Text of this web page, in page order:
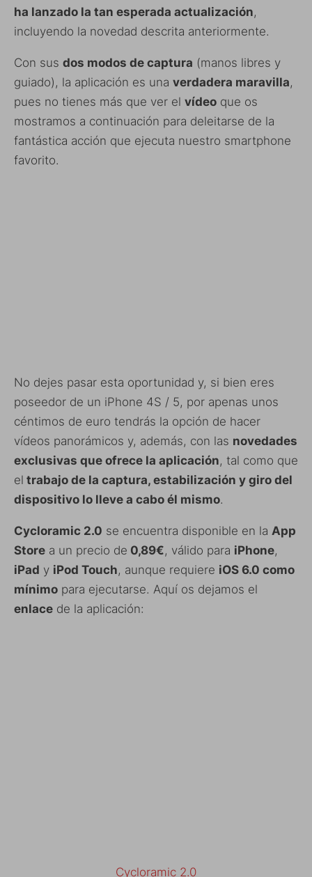
ha lanzado la tan esperada actualización,
incluyendo la novedad descrita anteriormente.
Con sus dos modos de captura (manos libres y
guiado), la aplicación es una verdadera maravilla,
pues no tienes más que ver el vídeo que os
mostramos a continuación para deleitarse de la
fantástica acción que ejecuta nuestro smartphone
favorito.
No dejes pasar esta oportunidad y, si bien eres
poseedor de un iPhone 4S / 5, por apenas unos
céntimos de euro tendrás la opción de hacer
vídeos panorámicos y, además, con las novedades
exclusivas que ofrece la aplicación, tal como que
el trabajo de la captura, estabilización y giro del
dispositivo lo lleve a cabo él mismo.
Cycloramic 2.0 se encuentra disponible en la App
Store a un precio de 0,89€, válido para iPhone,
iPad y iPod Touch, aunque requiere iOS 6.0 como
mínimo para ejecutarse. Aquí os dejamos el
enlace de la aplicación:
Cycloramic 2.0